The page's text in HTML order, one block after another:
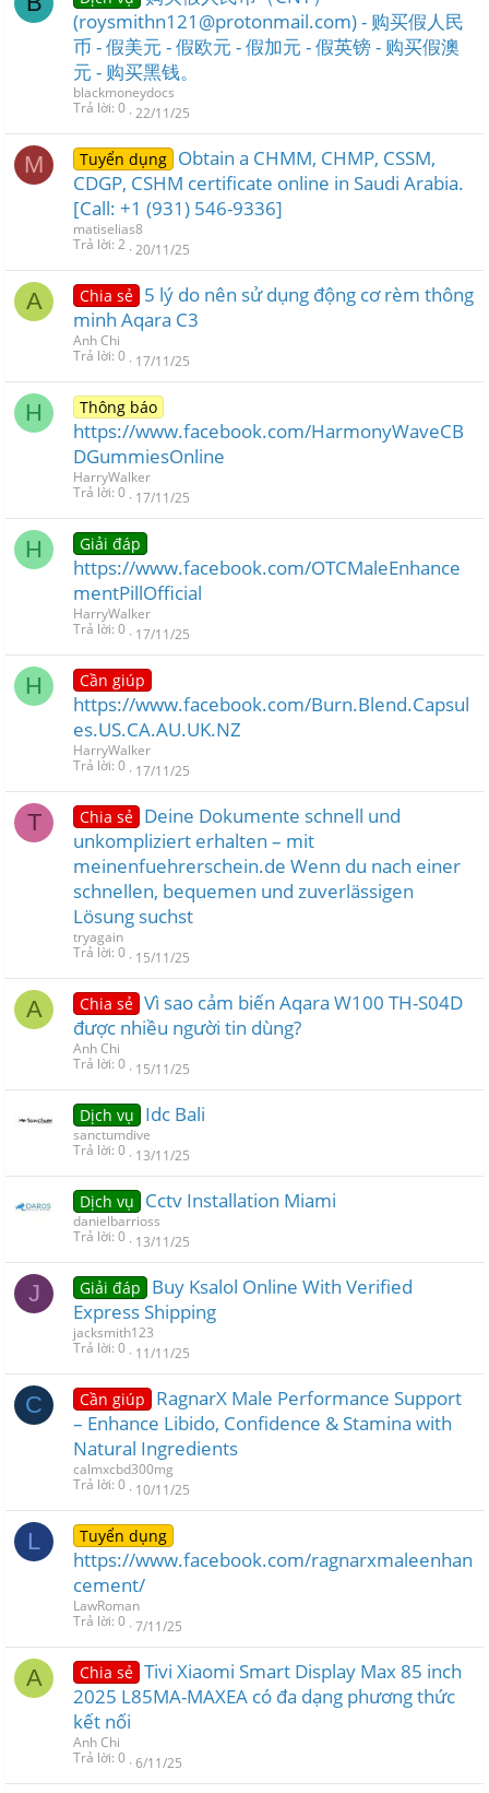
(roysmithn121@protonmail.com) - 购买假人民
币 - 假美元 - 假欧元 - 假加元 - 假英镑 - 购买假澳
元 - 购买黑钱。
blackmoneydocs
Trả lời 0 22/11/25
M Tuyển dụng Obtain a CHMM, CHMP, CSSM,
CDGP, CSHM certificate online in Saudi Arabia.
[Call: +1 (931) 546-9336]
matiselias8
Trả lời 2 20/11/25
A Chia sẻ 5 lý do nên sử dụng động cơ rèm thông
minh Aqara C3
Anh Chi
Trả lời 0 17/11/25
H Thông báo
https://www.facebook.com/HarmonyWaveCB
DGummiesOnline
HarryWalker
Trả lời 0 17/11/25
H Giải đáp
https://www.facebook.com/OTCMaleEnhance
mentPillOfficial
HarryWalker
Trả lời 0 17/11/25
H Cần giúp
https://www.facebook.com/Burn.Blend.Capsul
es.US.CA.AU.UK.NZ
HarryWalker
Trả lời 0 17/11/25
T Chia sẻ Deine Dokumente schnell und
unkompliziert erhalten – mit
meinenfuehrerschein.de Wenn du nach einer
schnellen, bequemen und zuverlässigen
Lösung suchst
tryagain
Trả lời 0 15/11/25
A Chia sẻ Vì sao cảm biến Aqara W100 TH-S04D
được nhiều người tin dùng?
Anh Chi
Trả lời 0 15/11/25
Dịch vụ Idc Bali
sanctumdive
Trả lời 0 13/11/25
Dịch vụ Cctv Installation Miami
danielbarrioss
Trả lời 0 13/11/25
J Giải đáp
Buy Ksalol Online With Verified
Express Shipping
jacksmith123
Trả lời 0 11/11/25
C Cần giúp
RagnarX Male Performance Support
– Enhance Libido, Confidence & Stamina with
Natural Ingredients
calmxcbd300mg
Trả lời 0 10/11/25
L Tuyển dụng
https://www.facebook.com/ragnarxmaleenhan
cement/
LawRoman
Trả lời 0 7/11/25
A Chia sẻ Tivi Xiaomi Smart Display Max 85 inch
2025 L85MA-MAXEA có đa dạng phương thức
kết nối
Anh Chi
Trả lời 0 6/11/25